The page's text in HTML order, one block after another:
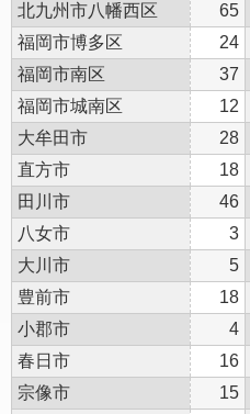
北九州市八幡西区
65
福岡市博多区
24
福岡市南区
37
福岡市城南区
12
大牟田市
28
直方市
18
田川市
46
八女市
3
大川市
5
豊前市
18
小郡市
4
春日市
16
宗像市
15